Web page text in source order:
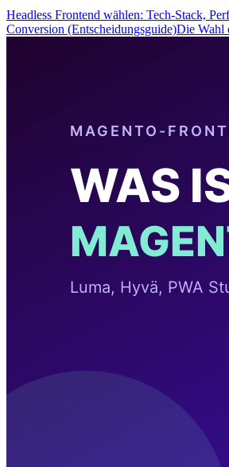
Headless Frontend wählen: Tech-Stack,
Conversion (Entscheidungsguide)Die